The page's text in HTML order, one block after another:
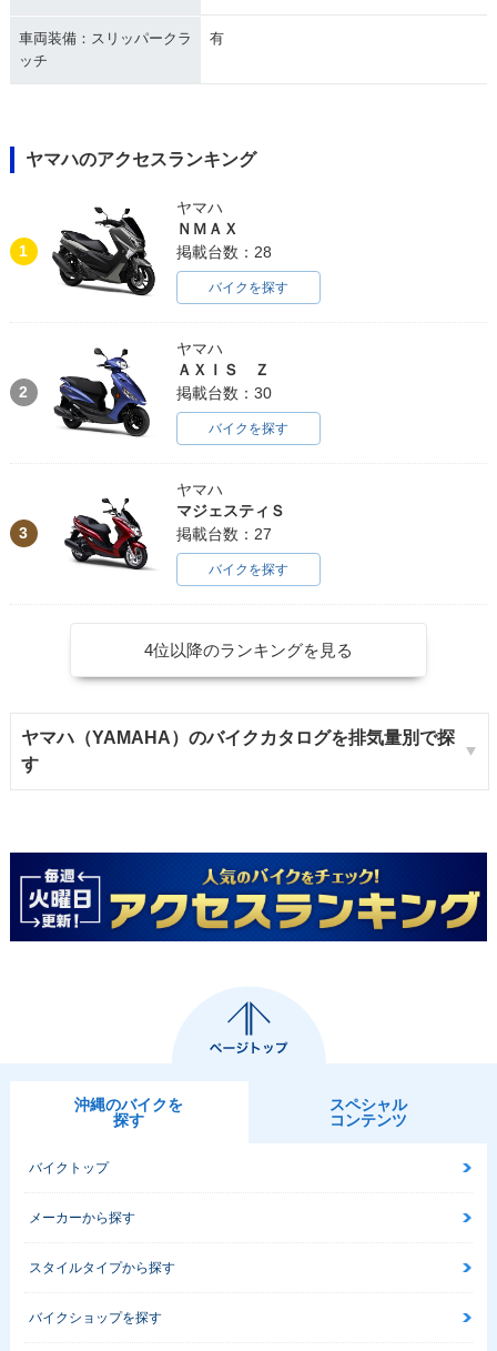
車両装備：スリッパークラ
ッチ
有
ヤマハのアクセスランキング
1
ヤマハ
ＮＭＡＸ
掲載台数：28
バイクを探す
2
ヤマハ
ＡＸＩＳ Ｚ
掲載台数：30
バイクを探す
3
ヤマハ
マジェスティＳ
掲載台数：27
バイクを探す
4位以降のランキングを見る
ヤマハ（YAMAHA）のバイクカタログを排気量別で探
す
沖縄のバイクを
探す
スペシャル
コンテンツ
バイクトップ
メーカーから探す
スタイルタイプから探す
バイクショップを探す